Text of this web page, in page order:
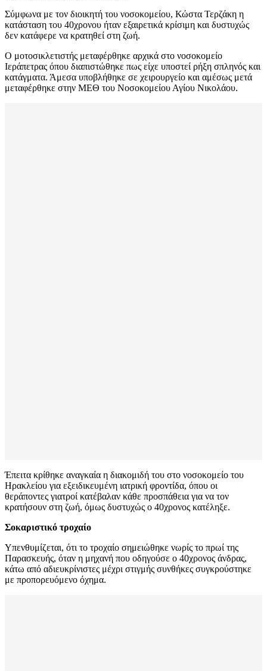
Σύμφωνα με τον διοικητή του νοσοκομείου, Κώστα Τερζάκη η
κατάσταση του 40χρονου ήταν εξαιρετικά κρίσιμη και δυστυχώς
δεν κατάφερε να κρατηθεί στη ζωή.
Ο μοτοσικλετιστής μεταφέρθηκε αρχικά στο νοσοκομείο
Ιεράπετρας όπου διαπιστώθηκε πως είχε υποστεί ρήξη σπληνός και
κατάγματα. Άμεσα υποβλήθηκε σε χειρουργείο και αμέσως μετά
μεταφέρθηκε στην ΜΕΘ του Νοσοκομείου Αγίου Νικολάου.
Έπειτα κρίθηκε αναγκαία η διακομιδή του στο νοσοκομείο του
Ηρακλείου για εξειδικευμένη ιατρική φροντίδα, όπου οι
θεράποντες γιατροί κατέβαλαν κάθε προσπάθεια για να τον
κρατήσουν στη ζωή, όμως δυστυχώς ο 40χρονος κατέληξε.
Σοκαριστικό τροχαίο
Υπενθυμίζεται, ότι το τροχαίο σημειώθηκε νωρίς το πρωί της
Παρασκευής, όταν η μηχανή που οδηγούσε ο 40χρονος άνδρας,
κάτω από αδιευκρίνιστες μέχρι στιγμής συνθήκες συγκρούστηκε
με προπορευόμενο όχημα.